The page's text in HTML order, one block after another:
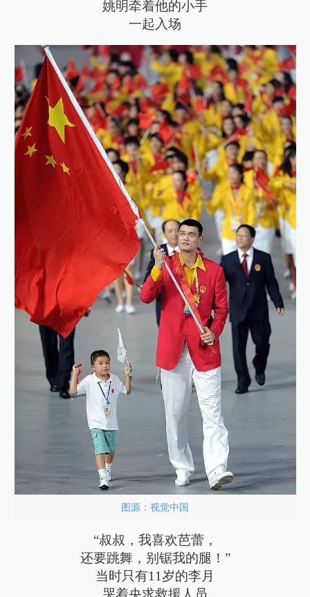
姚明牵着他的小手
一起入场
图源：视觉中国
“叔叔，我喜欢芭蕾，
还要跳舞，别锯我的腿！”
当时只有11岁的李月
哭着央求救援人员